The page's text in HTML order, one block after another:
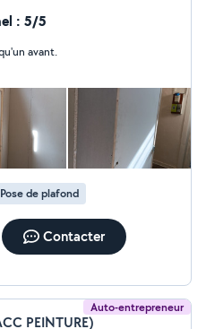
: 5/5
avant.
Pose de plafond
Contacter
Auto-entrepreneur
PEINTURE)